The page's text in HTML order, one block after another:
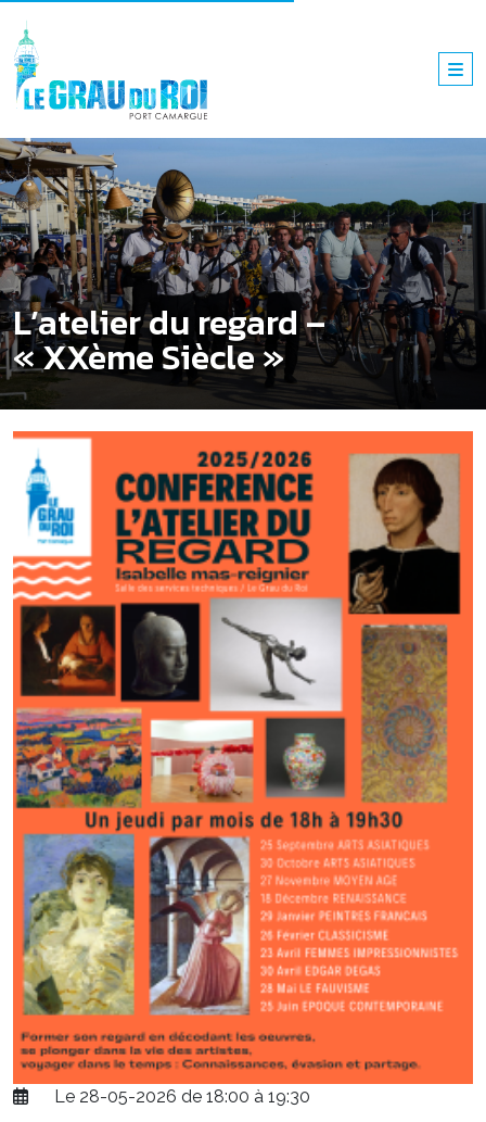
L’atelier du regard –
« XXème Siècle »
Le 28-05-2026 de 18:00 à 19:30